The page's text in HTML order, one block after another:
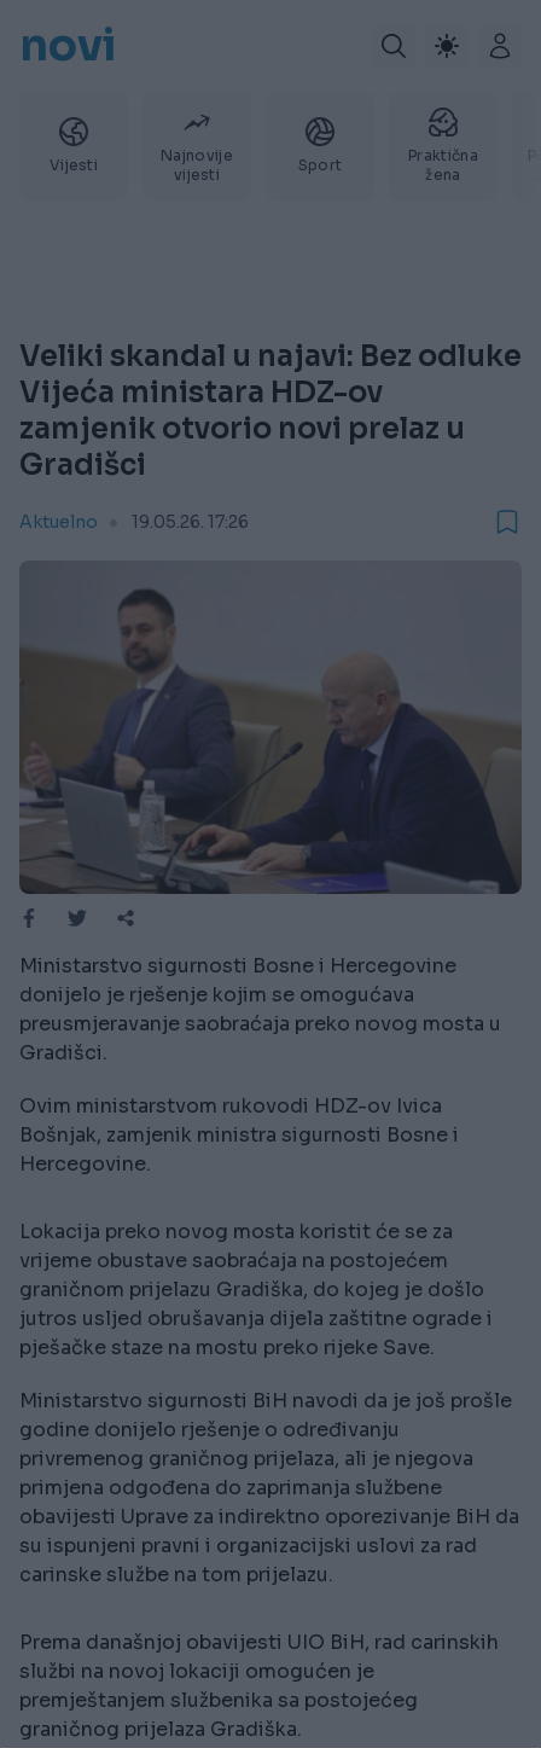
novi
Vijesti
Najnovije
vijesti
Sport
Praktična
žena
Veliki skandal u najavi: Bez odluke
Vijeća ministara HDZ-ov
zamjenik otvorio novi prelaz u
Gradišci
Aktuelno 19.05.26. 17:26
Ministarstvo sigurnosti Bosne i Hercegovine
donijelo je rješenje kojim se omogućava
preusmjeravanje saobraćaja preko novog mosta u
Gradišci.
Ovim ministarstvom rukovodi HDZ-ov Ivica
Bošnjak, zamjenik ministra sigurnosti Bosne i
Hercegovine.
Lokacija preko novog mosta koristit će se za
vrijeme obustave saobraćaja na postojećem
graničnom prijelazu Gradiška, do kojeg je došlo
jutros usljed obrušavanja dijela zaštitne ograde i
pješačke staze na mostu preko rijeke Save.
Ministarstvo sigurnosti BiH navodi da je još prošle
godine donijelo rješenje o određivanju
privremenog graničnog prijelaza, ali je njegova
primjena odgođena do zaprimanja službene
obavijesti Uprave za indirektno oporezivanje BiH da
su ispunjeni pravni i organizacijski uslovi za rad
carinske službe na tom prijelazu.
Prema današnjoj obavijesti UIO BiH, rad carinskih
službi na novoj lokaciji omogućen je
premještanjem službenika sa postojećeg
graničnog prijelaza Gradiška.